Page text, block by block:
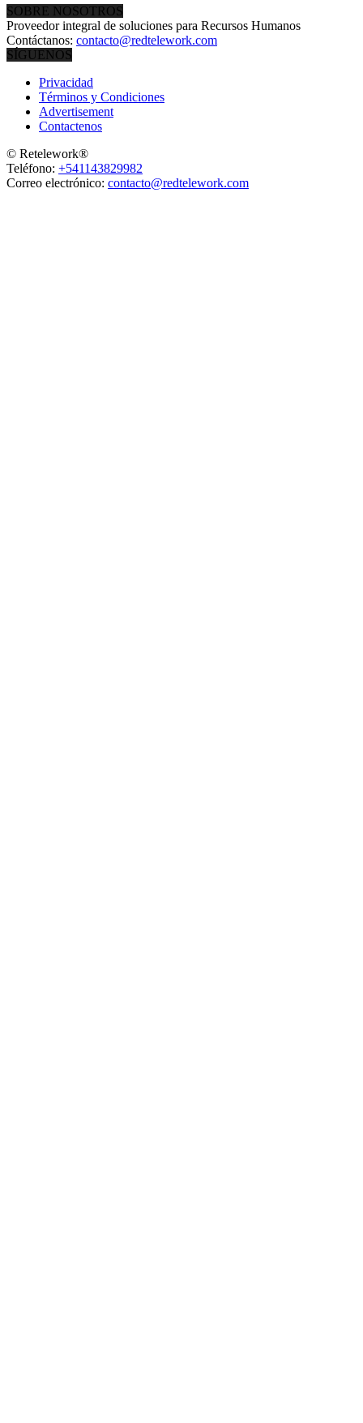
SOBRE NOSOTROS
Proveedor integral de soluciones para Recursos Humanos
Contáctanos: contacto@redtelework.com
SÍGUENOS
Privacidad
Términos y Condiciones
Advertisement
Contactenos
© Retelework®
Teléfono: +541143829982
Correo electrónico: contacto@redtelework.com